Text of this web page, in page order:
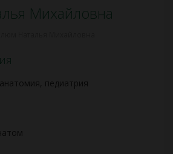
Михайловна
педиатрия